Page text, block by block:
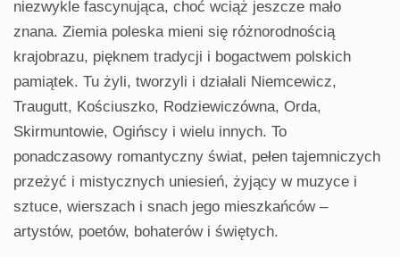
niezwykle fascynująca, choć wciąż jeszcze mało
znana. Ziemia poleska mieni się różnorodnością
krajobrazu, pięknem tradycji i bogactwem polskich
pamiątek. Tu żyli, tworzyli i działali Niemcewicz,
Traugutt, Kościuszko, Rodziewiczówna, Orda,
Skirmuntowie, Ogińscy i wielu innych. To
ponadczasowy romantyczny świat, pełen tajemniczych
przeżyć i mistycznych uniesień, żyjący w muzyce i
sztuce, wierszach i snach jego mieszkańców –
artystów, poetów, bohaterów i świętych.